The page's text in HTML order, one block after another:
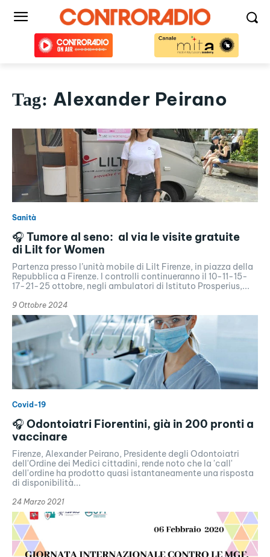
Tag: Alexander Peirano
Sanità
🎧 Tumore al seno: al via le visite gratuite
di Lilt for Women
Partenza presso l’unità mobile di Lilt Firenze, in piazza della
Repubblica a Firenze. I controlli continueranno il 10-11-15-
17-21-25 ottobre, negli ambulatori di Istituto Prosperius,...
9 Ottobre 2024
Covid-19
🎧 Odontoiatri Fiorentini, già in 200 pronti a
vaccinare
Firenze, Alexander Peirano, Presidente degli Odontoiatri
dell'Ordine dei Medici cittadini, rende noto che la 'call'
dell'ordine ha prodotto quasi istantaneamente una risposta
di disponibilità...
24 Marzo 2021